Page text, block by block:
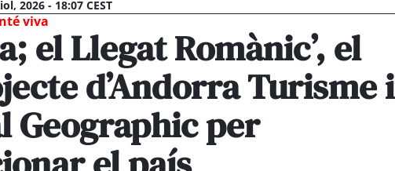
2026 - 18:07 CEST
viva
el Llegat Romànic’, el
d’Andorra Turisme i
Geographic per